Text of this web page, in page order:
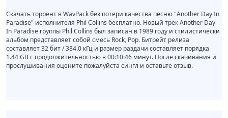
Скачать торрент в WavPack без потери качества песню "Another Day In
Paradise" исполнителя Phil Collins бесплатно. Новый трек Another Day
In Paradise группы Phil Collins был записан в 1989 году и стилистически
альбом представляет собой смесь Rock, Pop. Битрейт релиза
составляет 32 бит / 384.0 кГц и размер раздачи составляет порядка
1.44 GB с продолжительностью в 00:10:46 минут. После скачивания и
прослушивания оцените пожалуйста сингл и оставьте отзыв.